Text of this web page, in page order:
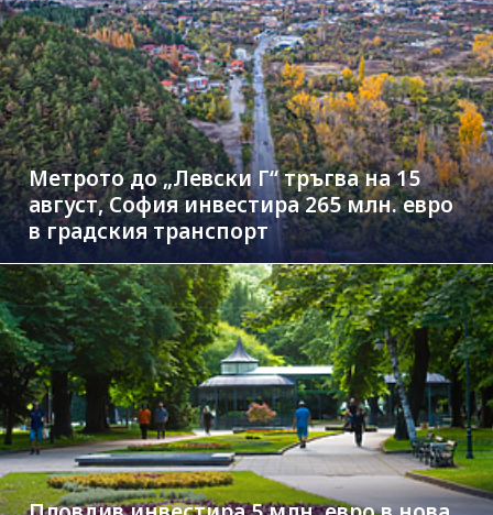
Метрото до „Левски Г“ тръгва на 15
август, София инвестира 265 млн. евро
в градския транспорт